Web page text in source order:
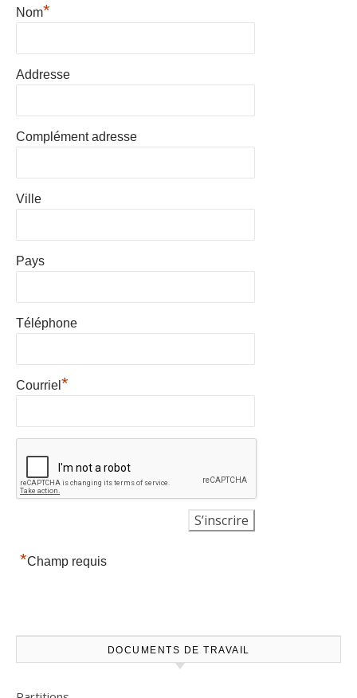
Nom*
Addresse
Complément adresse
Ville
Pays
Téléphone
Courriel *
*Champ requis
DOCUMENTS DE TRAVAIL